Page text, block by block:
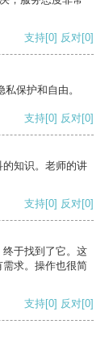
支持[0] 反对[0]
保护和自由。
支持[0] 反对[0]
知识。老师的讲
支持[0] 反对[0]
于找到了它。这
求。操作也很简
支持[0] 反对[0]